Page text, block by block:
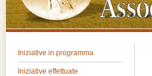
Iniziative in programma
Iniziative effettuate